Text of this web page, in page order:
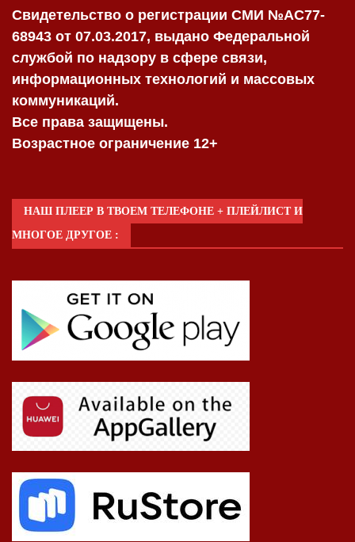
Свидетельство о регистрации СМИ №AC77-
68943 от 07.03.2017, выдано Федеральной
службой по надзору в сфере связи,
информационных технологий и массовых
коммуникаций.
Все права защищены.
Возрастное ограничение 12+
НАШ ПЛЕЕР В ТВОЕМ ТЕЛЕФОНЕ + ПЛЕЙЛИСТ И
МНОГОЕ ДРУГОЕ :